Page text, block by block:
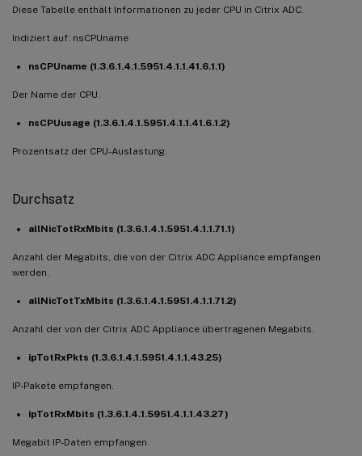
Diese Tabelle enthält Informationen zu jeder CPU in Citrix ADC.
Indiziert auf: nsCPUname
nsCPUname (1.3.6.1.4.1.5951.4.1.1.41.6.1.1)
Der Name der CPU.
nsCPUusage (1.3.6.1.4.1.5951.4.1.1.41.6.1.2)
Prozentsatz der CPU-Auslastung.
Durchsatz
allNicTotRxMbits (1.3.6.1.4.1.5951.4.1.1.71.1)
Anzahl der Megabits, die von der Citrix ADC Appliance empfangen
werden.
allNicTotTxMbits (1.3.6.1.4.1.5951.4.1.1.71.2)
Anzahl der von der Citrix ADC Appliance übertragenen Megabits.
ipTotRxPkts (1.3.6.1.4.1.5951.4.1.1.43.25)
IP-Pakete empfangen.
ipTotRxMbits (1.3.6.1.4.1.5951.4.1.1.43.27)
Megabit IP-Daten empfangen.